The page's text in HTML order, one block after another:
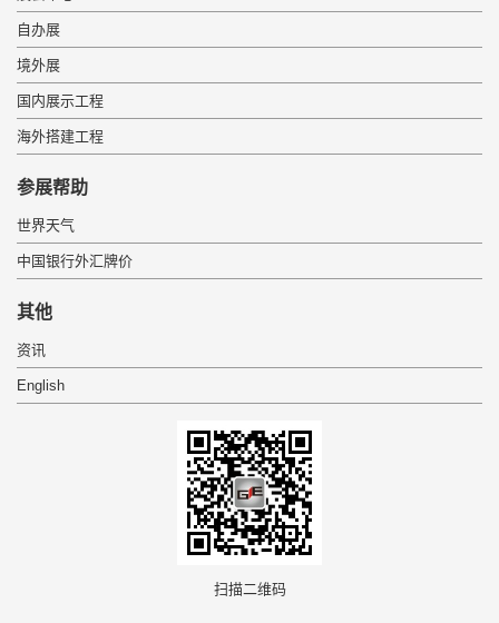
自办展
境外展
国内展示工程
海外搭建工程
参展帮助
世界天气
中国银行外汇牌价
其他
资讯
English
扫描二维码